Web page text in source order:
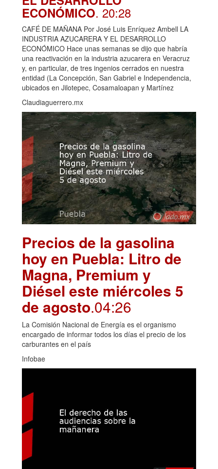
ECONÓMICO. 20:28
CAFÉ DE MAÑANA Por José Luis Enríquez Ambell LA
INDUSTRIA AZUCARERA Y EL DESARROLLO
ECONÓMICO Hace unas semanas se dijo que habría
una reactivación en la industria azucarera en Veracruz
y, en particular, de tres ingenios cerrados en nuestra
entidad (La Concepción, San Gabriel e Independencia,
ubicados en Jilotepec, Cosamaloapan y Martínez
Claudiaguerrero.mx
Precios de la gasolina
hoy en Puebla: Litro de
Magna, Premium y
Diésel este miércoles 5
de agosto.04:26
La Comisión Nacional de Energía es el organismo
encargado de informar todos los días el precio de los
carburantes en el país
Infobae